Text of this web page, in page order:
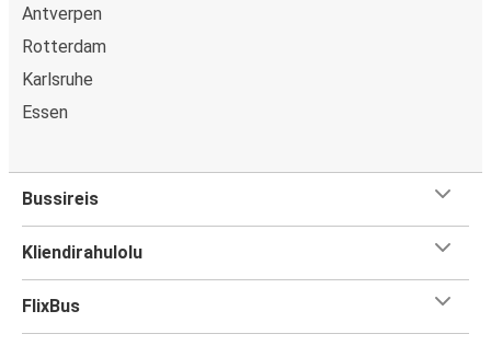
Antverpen
Rotterdam
Karlsruhe
Essen
Bussireis
Kliendirahulolu
FlixBus